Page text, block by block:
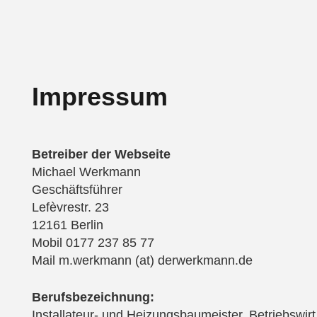
Impressum
Betreiber der Webseite
Michael Werkmann
Geschäftsführer
Lefèvrestr. 23
12161 Berlin
Mobil 0177 237 85 77
Mail m.werkmann (at) derwerkmann.de
Berufsbezeichnung: